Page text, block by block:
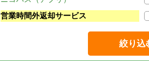
営業時間外返却サービス
絞り込